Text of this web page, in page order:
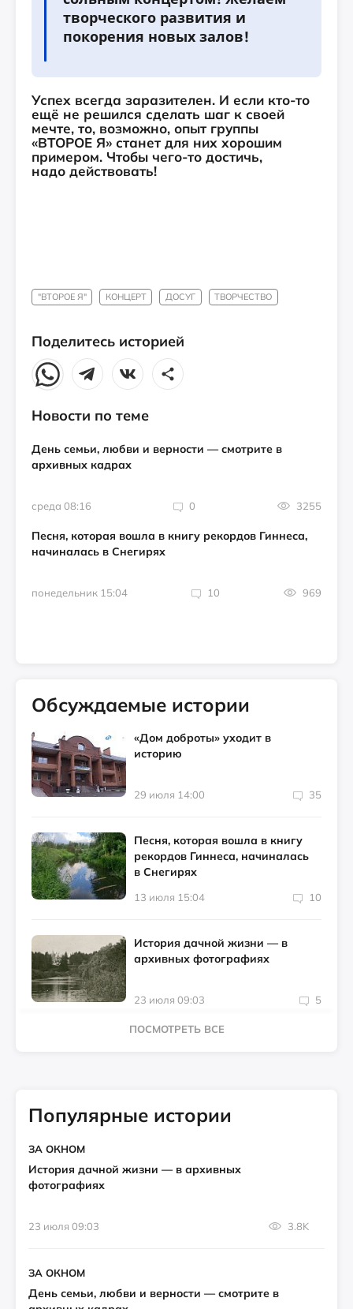
творческого развития и
покорения новых залов!
Успех всегда заразителен. И если кто-то
ещё не решился сделать шаг к своей
мечте, то, возможно, опыт группы
«ВТОРОЕ Я» станет для них хорошим
примером. Чтобы чего-то достичь,
надо действовать!
"ВТОРОЕ Я" КОНЦЕРТ ДОСУГ ТВОРЧЕСТВО
Поделитесь историей
Новости по теме
День семьи, любви и верности — смотрите в
архивных кадрах
среда 08:16 0 3255
Песня, которая вошла в книгу рекордов Гиннеса,
начиналась в Снегирях
понедельник 15:04 10 969
Обсуждаемые истории
«Дом доброты» уходит в
историю
29 июля 14:00 35
Песня, которая вошла в книгу
рекордов Гиннеса, начиналась
в Снегирях
13 июля 15:04 10
История дачной жизни — в
архивных фотографиях
23 июля 09:03 5
ПОСМОТРЕТЬ ВСЕ
Популярные истории
ЗА ОКНОМ
История дачной жизни — в архивных
фотографиях
23 июля 09:03 3.8K
ЗА ОКНОМ
День семьи, любви и верности — смотрите в